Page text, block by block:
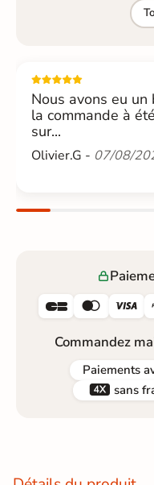
Nous avons eu un
la commande à
sur...
Olivier.G - 07/08/
  
Commandez
Paiements
 sans